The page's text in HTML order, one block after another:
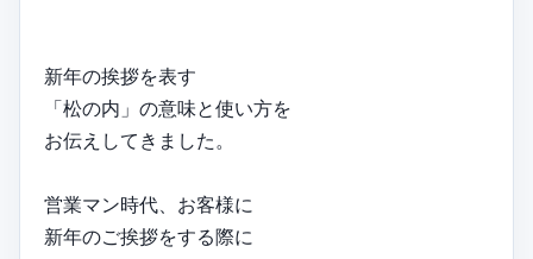
新年の挨拶を表す
「松の内」の意味と使い方を
お伝えしてきました。
営業マン時代、お客様に
新年のご挨拶をする際に